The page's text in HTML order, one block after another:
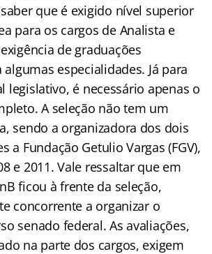
que é exigido nível superior
para os cargos de Analista e
de graduações
especialidades. Já para
legislativo, é necessário apenas o
A seleção não tem um
sendo a organizadora dos dois
a Fundação Getulio Vargas (FGV),
e 2011. Vale ressaltar que em
ficou à frente da seleção,
concorrente a organizar o
senado federal. As avaliações,
na parte dos cargos, exigem